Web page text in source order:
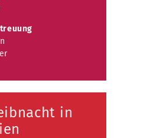
in